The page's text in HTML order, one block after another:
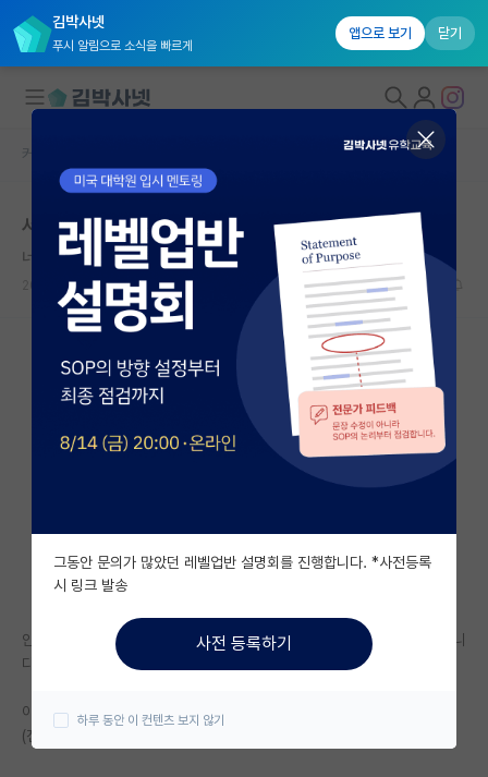
김박사넷
푸시 알림으로 소식을 빠르게
앱으로 보기 닫기
대학원생 모집
국내대학원 정보
연구실&오픈랩
커뮤니티
커뮤니티 홈
전체글보기
베스트 게시판
자유 게시판(아무개랩)
미국 유학 게시판
미국 대학원 합격 후기 게시판
대학원생 모집 게시판
연구실(PI) 홍보 게시판
커뮤니티 홈
서카포 / 미박 추천
너그러운 유클리드
2026.05.16 11 3330
안녕하세요 이번에 박사과정 입학을 두고 고민중인 지거국 석사 졸업생 입니
다!
이번에 운좋게 UI(아이오와), UF, UTD, UC riverside, SUNY buffalo
(전공 순위 T50~60정도) 에서 박사과정 풀펀딩 오퍼를 받게되었습니다.!
그동안 문의가 많았던 레벨업반 설명회를 진행합니다. *사전등록
시 링크 발송
사전 등록하기
하루 동안 이 컨텐츠 보지 않기